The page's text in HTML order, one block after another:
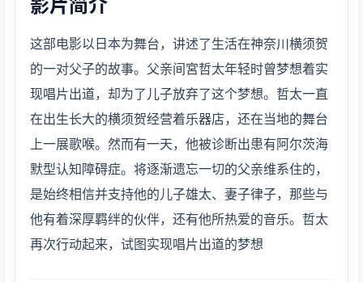
影片简介
这部电影以日本为舞台，讲述了生活在神奈川横须贺
的一对父子的故事。父亲间宮哲太年轻时曾梦想着实
现唱片出道，却为了儿子放弃了这个梦想。哲太一直
在出生长大的横须贺经营着乐器店，还在当地的舞台
上一展歌喉。然而有一天，他被诊断出患有阿尔茨海
默型认知障碍症。将逐渐遗忘一切的父亲维系住的，
是始终相信并支持他的儿子雄太、妻子律子，那些与
他有着深厚羁绊的伙伴，还有他所热爱的音乐。哲太
再次行动起来，试图实现唱片出道的梦想